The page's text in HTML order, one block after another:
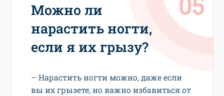
Можно ли
нарастить ногти,
если я их грызу?
– Нарастить ногти можно, даже если
вы их грызете, но важно избавиться от